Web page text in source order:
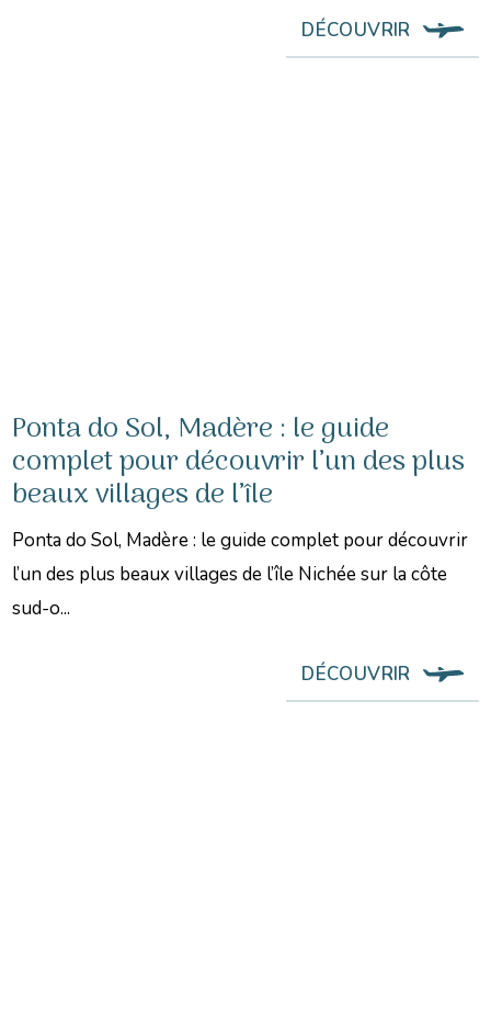
DÉCOUVRIR
Ponta do Sol, Madère : le guide
complet pour découvrir l’un des plus
beaux villages de l’île
Ponta do Sol, Madère : le guide complet pour découvrir
l’un des plus beaux villages de l’île Nichée sur la côte
sud-o...
DÉCOUVRIR